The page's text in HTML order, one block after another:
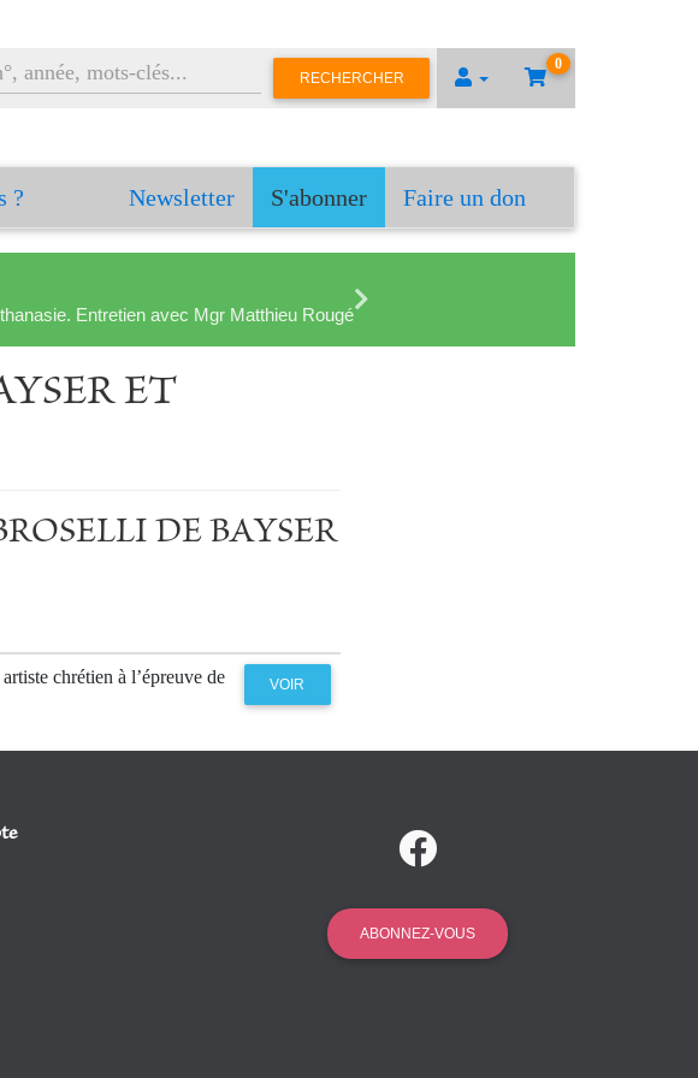
0
RECHERCHER
? Newsletter S'abonner Faire un don
Entretien avec Mgr Matthieu Rougé
ET
DE BAYSER
chrétien à l’épreuve de
VOIR
ABONNEZ-VOUS